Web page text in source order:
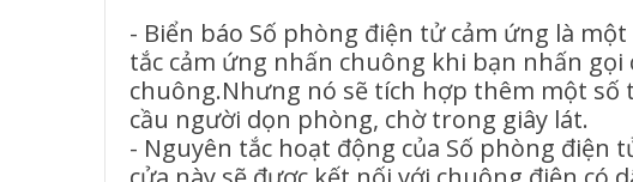
- Biển báo Số phòng điện tử cảm ứng là
tắc cảm ứng nhấn chuông khi bạn nhấn
chuông.Nhưng nó sẽ tích hợp thêm một
cầu người dọn phòng, chờ trong giây lát.
- Nguyên tắc hoạt động của Số phòng